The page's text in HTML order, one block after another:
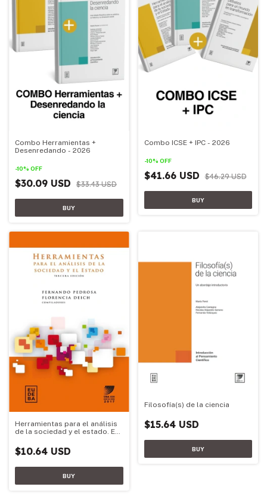
Combo Herramientas +
Desenredando - 2026
-10% OFF
$30.09 USD $33.43 USD
Combo ICSE + IPC - 2026
-10% OFF
$41.66 USD $46.29 USD
Herramientas para el análisis
de la sociedad y el estado. Ed.
$10.64 USD
Filosofía(s) de la ciencia
$15.64 USD